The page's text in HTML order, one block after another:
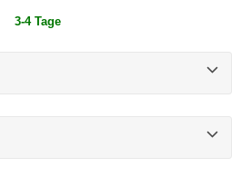
3-4 Tage